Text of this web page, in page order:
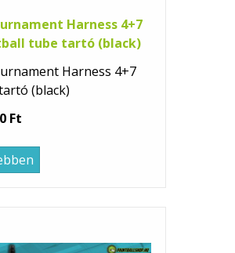
Harness 4+7
tube tartó (black)
Harness 4+7
(black)
Ft